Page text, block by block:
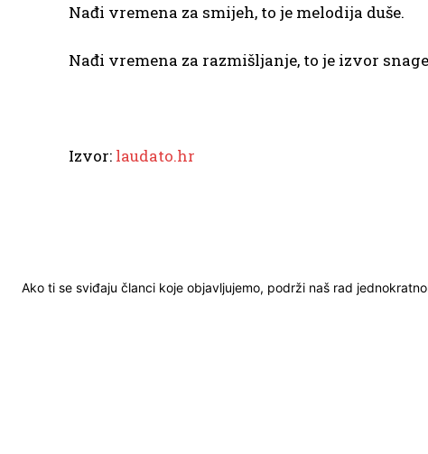
Nađi vremena za smijeh, to je melodija duše.
Nađi vremena za razmišljanje, to je izvor
Izvor: laudato.hr
Ako ti se sviđaju članci koje objavljujemo, podrži naš rad